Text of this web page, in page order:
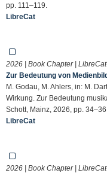
pp. 111–119.
LibreCat
2026 | Book Chapter |
Zur Bedeutung von
M. Godau, M. Ahlers, in: M.
Wirkung. Zur Bedeutung
Schott, Mainz, 2026, pp. 34–36.
LibreCat
2026 | Book Chapter |